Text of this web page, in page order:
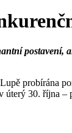
postavení,
probírána
úterý 30. října